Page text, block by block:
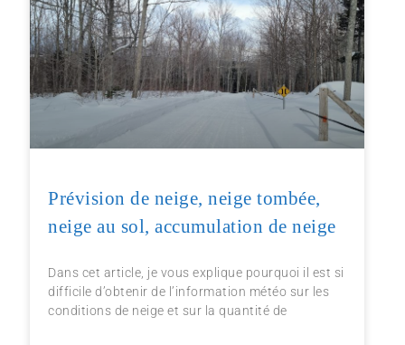
Prévision de neige, neige tombée,
neige au sol, accumulation de neige
Dans cet article, je vous explique pourquoi il est si
difficile d’obtenir de l’information météo sur les
conditions de neige et sur la quantité de